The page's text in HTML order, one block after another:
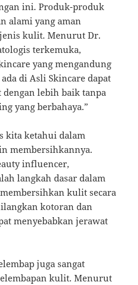
ini. Produk-produk
alami yang aman
kulit. Menurut Dr.
terkemuka,
yang mengandung
di Asli Skincare dapat
lebih baik tanpa
yang berbahaya.”
kita ketahui dalam
membersihkannya.
influencer,
langkah dasar dalam
kulit secara
kotoran dan
menyebabkan jerawat
juga sangat
kulit. Menurut